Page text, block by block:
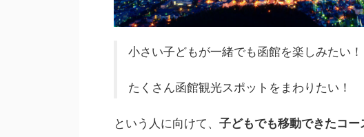
小さい子どもが一緒でも函館を楽しみたい！
たくさん函館観光スポットをまわりたい！
という人に向けて、 子どもでも移動できたコー